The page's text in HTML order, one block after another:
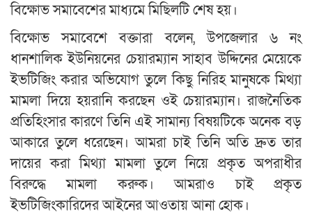
বিক্ষোভ সমাবেশের মাধ্যমে মিছিলটি শেষ হয়।
বিক্ষোভ সমাবেশে বক্তারা বলেন, উপজেলার ৬ নং
ধানশালিক ইউনিয়নের চেয়ারম্যান সাহাব উদ্দিনের মেয়েকে
ইভটিজিং করার অভিযোগ তুলে কিছু নিরিহ মানুষকে মিথ্যা
মামলা দিয়ে হয়রানি করছেন ওই চেয়ারম্যান। রাজনৈতিক
প্রতিহিংসার কারণে তিনি এই সামান্য বিষয়টিকে অনেক বড়
আকারে তুলে ধরেছেন। আমরা চাই তিনি অতি দ্রুত তার
দায়ের করা মিথ্যা মামলা তুলে নিয়ে প্রকৃত অপরাধীর
বিরুদ্ধে মামলা করুক। আমরাও চাই প্রকৃত
ইভটিজিংকারিদের আইনের আওতায় আনা হোক।